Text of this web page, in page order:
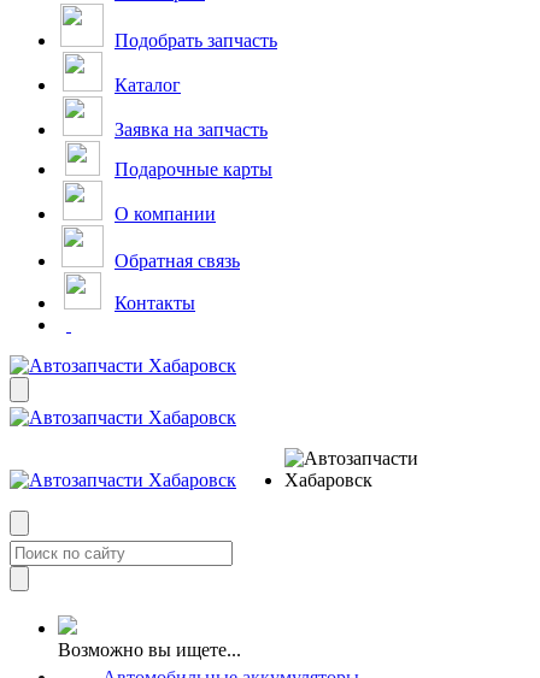
Подобрать запчасть
Каталог
Заявка на запчасть
Подарочные карты
О компании
Обратная связь
Контакты
Возможно вы ищете...